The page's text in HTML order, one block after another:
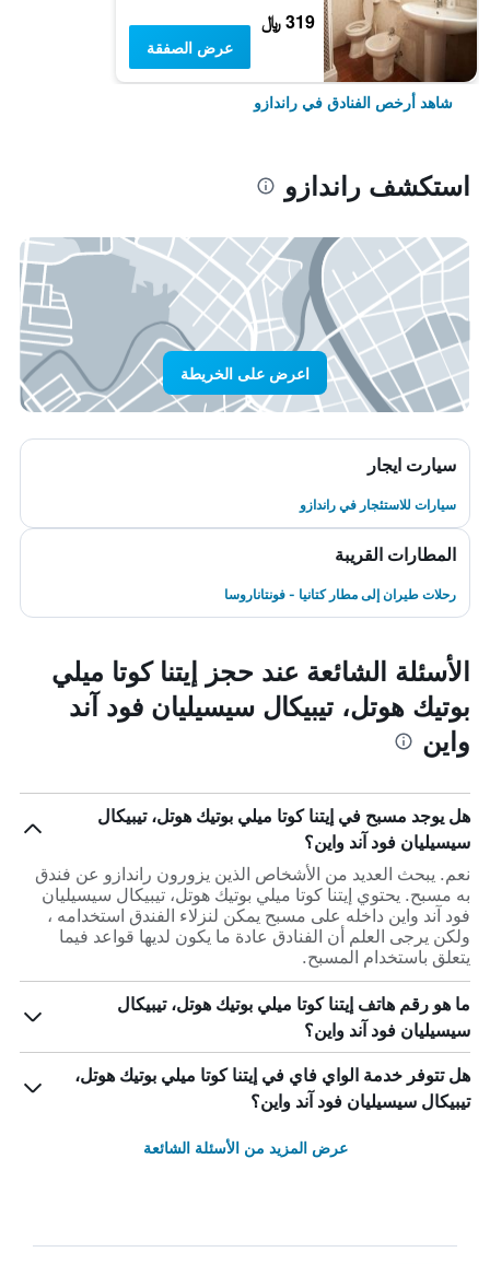
319 ﷼
عرض الصفقة
شاهد أرخص الفنادق في راندازو
استكشف راندازو
اعرض على الخريطة
سيارت ايجار
سيارات للاستئجار في راندازو
المطارات القريبة
رحلات طيران إلى مطار كتانيا - فونتاناروسا
الأسئلة الشائعة عند حجز إيتنا كوتا ميلي
بوتيك هوتل، تيبيكال سيسيليان فود آند
واين
هل يوجد مسبح في إيتنا كوتا ميلي بوتيك هوتل، تيبيكال
سيسيليان فود آند واين؟
نعم. يبحث العديد من الأشخاص الذين يزورون راندازو عن فندق
به مسبح. يحتوي إيتنا كوتا ميلي بوتيك هوتل، تيبيكال سيسيليان
فود آند واين داخله على مسبح يمكن لنزلاء الفندق استخدامه ،
ولكن يرجى العلم أن الفنادق عادة ما يكون لديها قواعد فيما
يتعلق باستخدام المسبح.
ما هو رقم هاتف إيتنا كوتا ميلي بوتيك هوتل، تيبيكال
سيسيليان فود آند واين؟
هل تتوفر خدمة الواي فاي في إيتنا كوتا ميلي بوتيك هوتل،
تيبيكال سيسيليان فود آند واين؟
عرض المزيد من الأسئلة الشائعة